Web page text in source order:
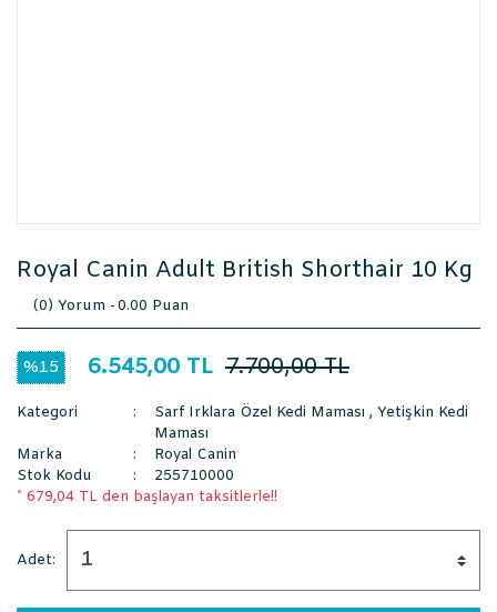
Royal Canin Adult British Shorthair 10 Kg
(0) Yorum -0.00 Puan
%15 6.545,00 TL 7.700,00 TL
Kategori Sarf Irklara Özel Kedi Maması , Yetişkin Kedi
Maması
Marka
Royal Canin
Stok Kodu
255710000
* 679,04 TL den başlayan taksitlerle!!
Adet: